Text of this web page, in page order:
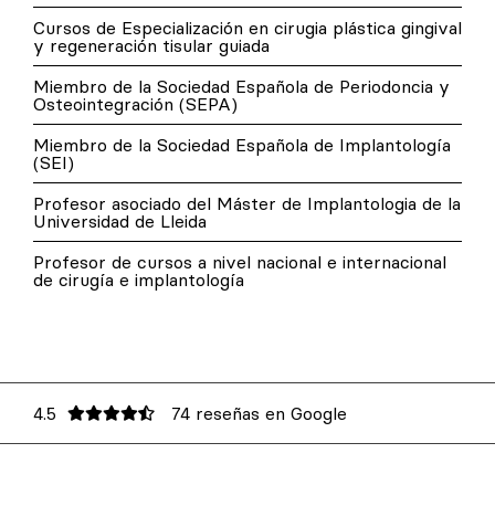
Cursos de Especialización en cirugia plástica gingival
y regeneración tisular guiada
Miembro de la Sociedad Española de Periodoncia y
Osteointegración (SEPA)
Miembro de la Sociedad Española de Implantología
(SEI)
Profesor asociado del Máster de Implantologia de la
Universidad de Lleida
Profesor de cursos a nivel nacional e internacional
de cirugía e implantología
4.5 74 reseñas en Google